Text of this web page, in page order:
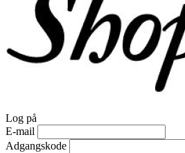
Log på
E-mail
Adgangskode